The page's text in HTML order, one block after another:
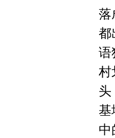
落
都
语
村
头
基
中